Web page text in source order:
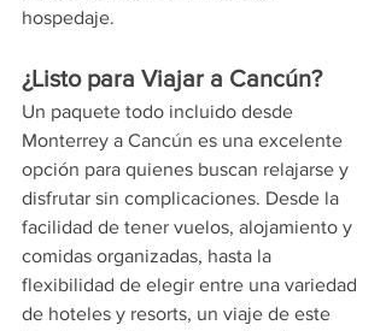
hospedaje.
¿Listo para Viajar a Cancún?
Un paquete todo incluido desde
Monterrey a Cancún es una excelente
opción para quienes buscan relajarse y
disfrutar sin complicaciones. Desde la
facilidad de tener vuelos, alojamiento y
comidas organizadas, hasta la
flexibilidad de elegir entre una variedad
de hoteles y resorts, un viaje de este